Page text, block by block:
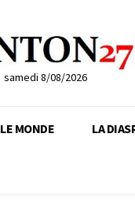
samedi 8/08/2026
LE MONDE LA